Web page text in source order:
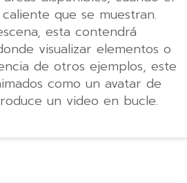
que se muestran.
esta contendrá
visualizar elementos o
de otros ejemplos, este
como un avatar de
un video en bucle.